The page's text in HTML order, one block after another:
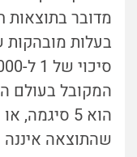
מדובר בתוצאות
המקובל בעולם
שהתוצאה